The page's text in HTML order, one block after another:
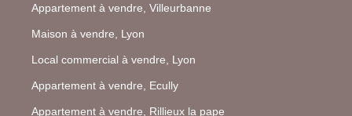
Appartement à vendre, Villeurbanne
Maison à vendre, Lyon
Local commercial à vendre, Lyon
Appartement à vendre, Ecully
Appartement à vendre, Rillieux la pape